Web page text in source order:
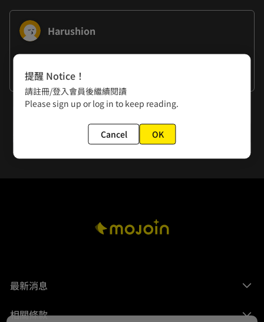
Harushion
謝謝大家
下一話
第156話 不可能更進一步
最新消息
相關條款
提醒 Notice！
請註冊/登入會員後繼續閱讀
Please sign up or log in to keep reading.
Cancel OK